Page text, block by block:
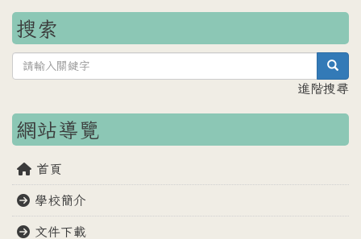
搜索
進階搜尋
網站導覽
首頁
學校簡介
文件下載